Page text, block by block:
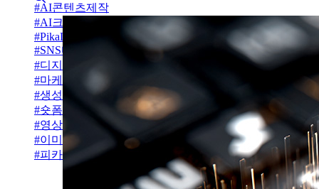
#AI콘텐츠제작
#AI크리에이터
#PikaLabs
#SNS마케팅
#디지털크리에이터
#마케팅툴
#생성형AI
#숏폼트렌드
#영상편집초보
#이미지영상변환
#피카랩스